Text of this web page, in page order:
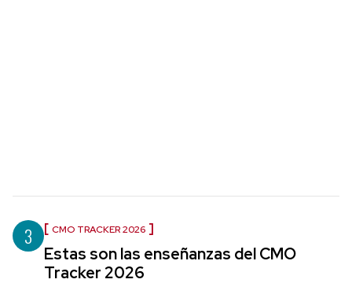
3 CMO TRACKER 2026
Estas son las enseñanzas del CMO
Tracker 2026